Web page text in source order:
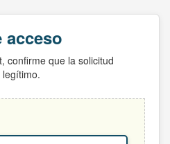
acceso
confirme que la solicitud